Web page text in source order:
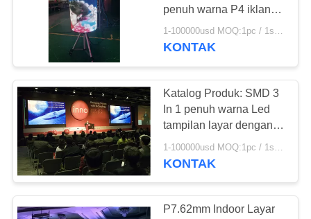
penuh warna P4 iklan
dalam ruangan dipimpin
layar tampilan
1-100000usd MOQ:1pc / 1sqm
KONTAK
Katalog Produk: SMD 3
In 1 penuh warna Led
tampilan layar dengan
jarak pandang 6-50m
KONTAK
P7.62mm Indoor Layar